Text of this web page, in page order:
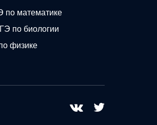
по математике
по биологии
физике